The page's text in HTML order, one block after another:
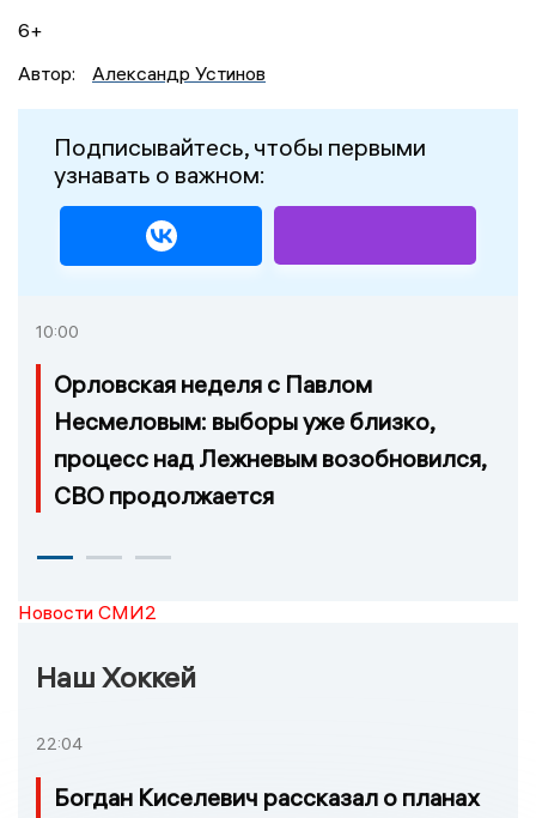
6+
Автор:
Александр Устинов
Подписывайтесь, чтобы первыми
узнавать о важном:
10:00
Орловская неделя с Павлом
Несмеловым: выборы уже близко,
процесс над Лежневым возобновился,
СВО продолжается
Новости СМИ2
Наш Хоккей
22:04
Богдан Киселевич рассказал о планах